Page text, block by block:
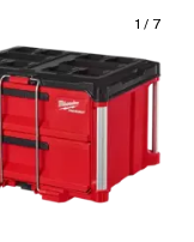
1 / 7